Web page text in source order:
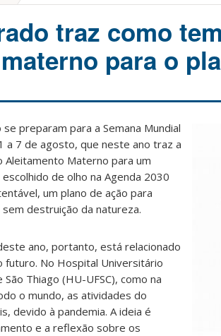
traz como
para o
preparam para a Semana Mundial
a 7 de agosto, que neste ano traz a
Aleitamento Materno para um
de olho na Agenda 2030
um plano de ação para
destruição da natureza.
ano, portanto, está relacionado
futuro. No Hospital Universitário
Thiago (HU-UFSC), como na
o mundo, as atividades do
devido à pandemia. A ideia é
e a reflexão sobre os